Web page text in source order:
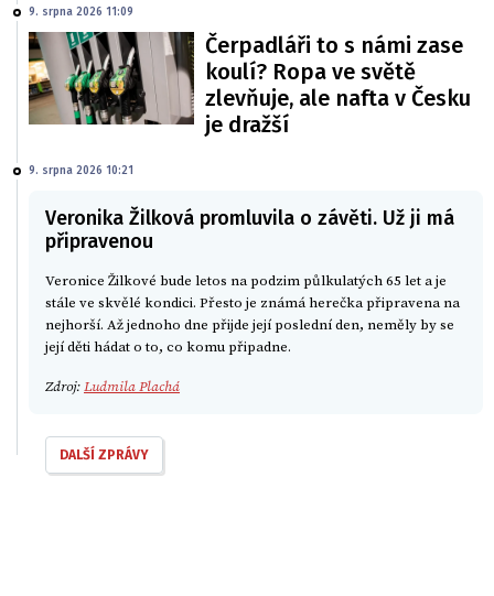
9. srpna 2026 11:09
Čerpadláři to s námi zase
koulí? Ropa ve světě
zlevňuje, ale nafta v Česku
je dražší
9. srpna 2026 10:21
Veronika Žilková promluvila o závěti. Už ji má
připravenou
Veronice Žilkové bude letos na podzim půlkulatých 65 let a je
stále ve skvělé kondici. Přesto je známá herečka připravena na
nejhorší. Až jednoho dne přijde její poslední den, neměly by se
její děti hádat o to, co komu připadne.
Zdroj:Ludmila Plachá
DALŠÍ ZPRÁVY